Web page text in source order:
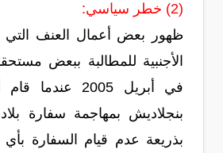
(2) خطر سياسي:
ظهور بعض أعمال العنف التي
الأجنبية للمطالبة ببعض
في أبريل 2005
بنجلاديش بمهاجمة سفارة
بذريعة عدم قيام السفارة بأي